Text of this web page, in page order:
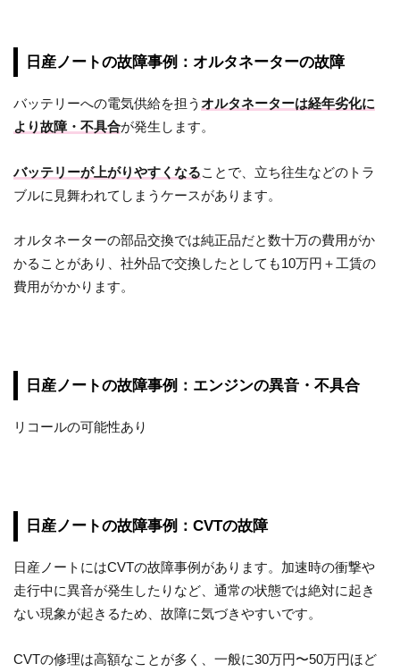
日産ノートの故障事例：オルタネーターの故障
バッテリーへの電気供給を担うオルタネーターは経年劣化に
より故障・不具合が発生します。
バッテリーが上がりやすくなることで、立ち往生などのトラ
ブルに見舞われてしまうケースがあります。
オルタネーターの部品交換では純正品だと数十万の費用がか
かることがあり、社外品で交換したとしても10万円＋工賃の
費用がかかります。
日産ノートの故障事例：エンジンの異音・不具合
リコールの可能性あり
日産ノートの故障事例：CVTの故障
日産ノートにはCVTの故障事例があります。加速時の衝撃や
走行中に異音が発生したりなど、通常の状態では絶対に起き
ない現象が起きるため、故障に気づきやすいです。
CVTの修理は高額なことが多く、一般に30万円〜50万円ほど